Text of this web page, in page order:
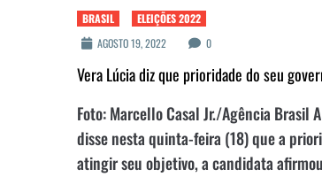
BRASIL
ELEIÇÕES 2022
AGOSTO 19, 2022
0
Vera Lúcia diz que prioridade do seu
Foto: Marcello Casal Jr./Agência Brasil
disse nesta quinta-feira (18) que a
atingir seu objetivo, a candidata